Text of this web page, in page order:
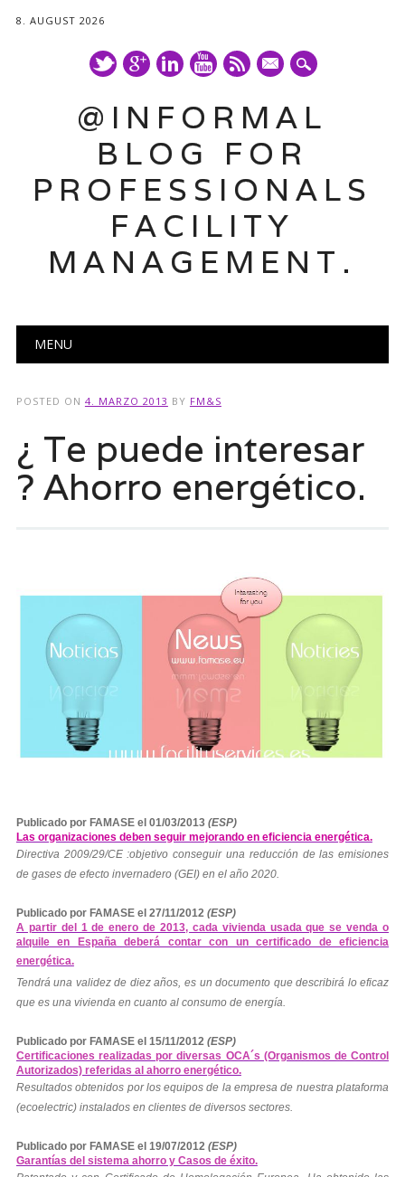
8. AUGUST 2026
mail
@INFORMAL
BLOG FOR
PROFESSIONALS
FACILITY
MANAGEMENT.
Main menu
MENU
POSTED ON 4. MARZO 2013 BY FM&S
¿ Te puede interesar
? Ahorro energético.
Publicado por FAMASE el 01/03/2013 (ESP)
Las organizaciones deben seguir mejorando en eficiencia energética.
Directiva 2009/29/CE :objetivo conseguir una reducción de las emisiones
de gases de efecto invernadero (GEI) en el año 2020.
Publicado por FAMASE el 27/11/2012 (ESP)
A partir del 1 de enero de 2013, cada vivienda usada que se venda o
alquile en España deberá contar con un certificado de eficiencia
energética.
Tendrá una validez de diez años, es un documento que describirá lo eficaz
que es una vivienda en cuanto al consumo de energía.
Publicado por FAMASE el 15/11/2012 (ESP)
Certificaciones realizadas por diversas OCA´s (Organismos de Control
Autorizados) referidas al ahorro energético.
Resultados obtenidos por los equipos de la empresa de nuestra plataforma
(ecoelectric) instalados en clientes de diversos sectores.
Publicado por FAMASE el 19/07/2012 (ESP)
Garantías del sistema ahorro y Casos de éxito.